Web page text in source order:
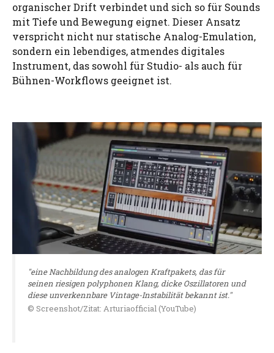
organischer Drift verbindet und sich so für Sounds
mit Tiefe und Bewegung eignet. Dieser Ansatz
verspricht nicht nur statische Analog-Emulation,
sondern ein lebendiges, atmendes digitales
Instrument, das sowohl für Studio- als auch für
Bühnen-Workflows geeignet ist.
"eine Nachbildung des analogen Kraftpakets, das für
seinen riesigen polyphonen Klang, dicke Oszillatoren und
diese unverkennbare Vintage-Instabilität bekannt ist."
© Screenshot/Zitat: Arturiaofficial (YouTube)